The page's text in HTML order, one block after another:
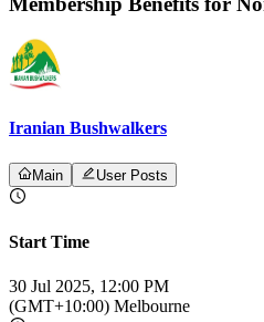
Iranian Bushwalkers
Main User Posts
Start Time
30 Jul 2025, 12:00 PM
(GMT+10:00) Melbourne